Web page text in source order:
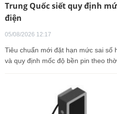
Trung Quốc siết quy định
điện
05/08/2026 12:17
Tiêu chuẩn mới đặt hạn mức sai số
và quy định mốc độ bền pin theo